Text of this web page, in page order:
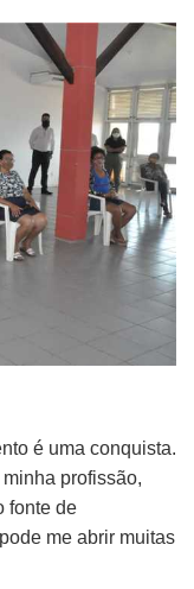
é uma conquista.
profissão,
fonte de
me abrir muitas